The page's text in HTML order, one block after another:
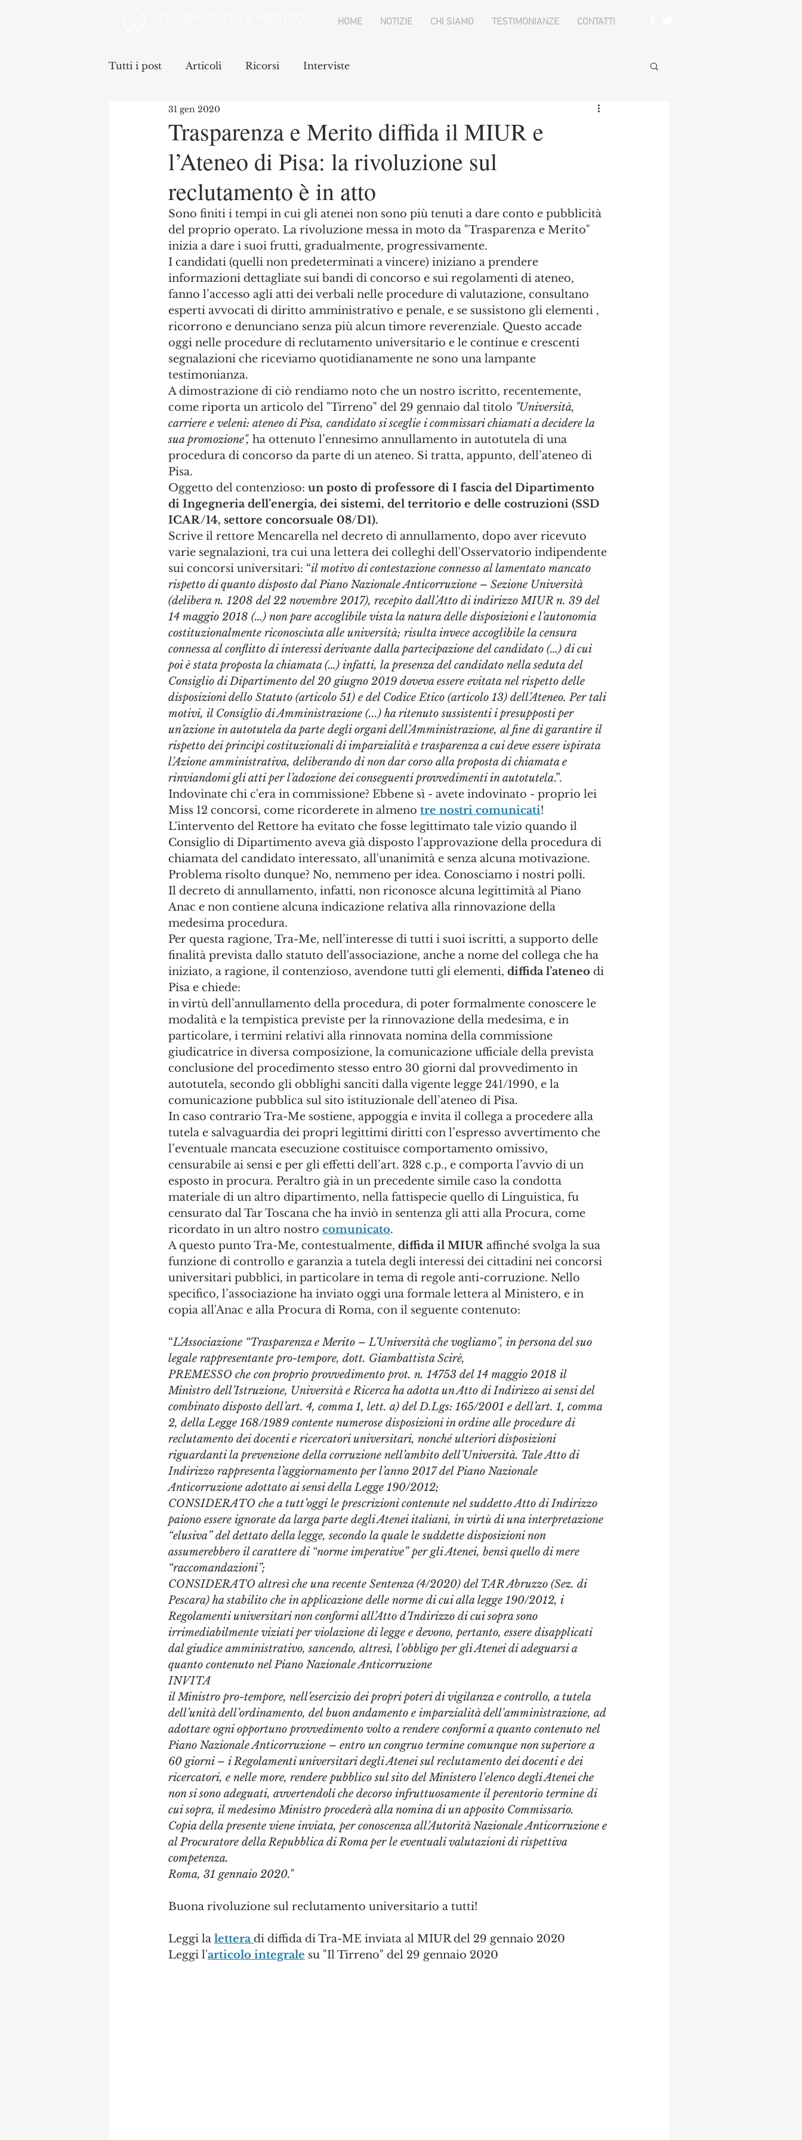
HOME NOTIZIE CHI SIAMO TESTIMONIANZE CONTATTI
Tutti i post Articoli Ricorsi Interviste
Trasparenza e Merito diffida il MIUR e
l’Ateneo di Pisa: la rivoluzione sul
reclutamento è in atto
31 gen 2020
Sono finiti i tempi in cui gli atenei non sono più tenuti a dare conto e pubblicità
del proprio operato. La rivoluzione messa in moto da "Trasparenza e Merito"
inizia a dare i suoi frutti, gradualmente, progressivamente.
I candidati (quelli non predeterminati a vincere) iniziano a prendere
informazioni dettagliate sui bandi di concorso e sui regolamenti di ateneo,
fanno l’accesso agli atti dei verbali nelle procedure di valutazione, consultano
esperti avvocati di diritto amministrativo e penale, e se sussistono gli elementi ,
ricorrono e denunciano senza più alcun timore reverenziale. Questo accade
oggi nelle procedure di reclutamento universitario e le continue e crescenti
segnalazioni che riceviamo quotidianamente ne sono una lampante
testimonianza.
A dimostrazione di ciò rendiamo noto che un nostro iscritto, recentemente,
come riporta un articolo del "Tirreno" del 29 gennaio dal titolo "Università,
carriere e veleni: ateneo di Pisa, candidato si sceglie i commissari chiamati a decidere la
sua promozione", ha ottenuto l’ennesimo annullamento in autotutela di una
procedura di concorso da parte di un ateneo. Si tratta, appunto, dell’ateneo di
Pisa.
Oggetto del contenzioso: un posto di professore di I fascia del Dipartimento
di Ingegneria dell’energia, dei sistemi, del territorio e delle costruzioni (SSD
ICAR/14, settore concorsuale 08/D1).
Scrive il rettore Mencarella nel decreto di annullamento, dopo aver ricevuto
varie segnalazioni, tra cui una lettera dei colleghi dell'Osservatorio indipendente
sui concorsi universitari: “il motivo di contestazione connesso al lamentato mancato
rispetto di quanto disposto dal Piano Nazionale Anticorruzione – Sezione Università
(delibera n. 1208 del 22 novembre 2017), recepito dall’Atto di indirizzo MIUR n. 39 del
14 maggio 2018 (…) non pare accoglibile vista la natura delle disposizioni e l’autonomia
costituzionalmente riconosciuta alle università; risulta invece accoglibile la censura
connessa al conflitto di interessi derivante dalla partecipazione del candidato (…) di cui
poi è stata proposta la chiamata (…) infatti, la presenza del candidato nella seduta del
Consiglio di Dipartimento del 20 giugno 2019 doveva essere evitata nel rispetto delle
disposizioni dello Statuto (articolo 51) e del Codice Etico (articolo 13) dell’Ateneo. Per tali
motivi, il Consiglio di Amministrazione (...) ha ritenuto sussistenti i presupposti per
un’azione in autotutela da parte degli organi dell’Amministrazione, al fine di garantire il
rispetto dei principi costituzionali di imparzialità e trasparenza a cui deve essere ispirata
l’Azione amministrativa, deliberando di non dar corso alla proposta di chiamata e
rinviandomi gli atti per l’adozione dei conseguenti provvedimenti in autotutela.”.
Indovinate chi c'era in commissione? Ebbene sì - avete indovinato - proprio lei
Miss 12 concorsi, come ricorderete in almeno tre nostri comunicati!
L'intervento del Rettore ha evitato che fosse legittimato tale vizio quando il
Consiglio di Dipartimento aveva già disposto l'approvazione della procedura di
chiamata del candidato interessato, all'unanimità e senza alcuna motivazione.
Problema risolto dunque? No, nemmeno per idea. Conosciamo i nostri polli.
Il decreto di annullamento, infatti, non riconosce alcuna legittimità al Piano
Anac e non contiene alcuna indicazione relativa alla rinnovazione della
medesima procedura.
Per questa ragione, Tra-Me, nell’interesse di tutti i suoi iscritti, a supporto delle
finalità prevista dallo statuto dell'associazione, anche a nome del collega che ha
iniziato, a ragione, il contenzioso, avendone tutti gli elementi, diffida l’ateneo di
Pisa e chiede:
in virtù dell’annullamento della procedura, di poter formalmente conoscere le
modalità e la tempistica previste per la rinnovazione della medesima, e in
particolare, i termini relativi alla rinnovata nomina della commissione
giudicatrice in diversa composizione, la comunicazione ufficiale della prevista
conclusione del procedimento stesso entro 30 giorni dal provvedimento in
autotutela, secondo gli obblighi sanciti dalla vigente legge 241/1990, e la
comunicazione pubblica sul sito istituzionale dell’ateneo di Pisa.
In caso contrario Tra-Me sostiene, appoggia e invita il collega a procedere alla
tutela e salvaguardia dei propri legittimi diritti con l’espresso avvertimento che
l’eventuale mancata esecuzione costituisce comportamento omissivo,
censurabile ai sensi e per gli effetti dell’art. 328 c.p., e comporta l’avvio di un
esposto in procura. Peraltro già in un precedente simile caso la condotta
materiale di un altro dipartimento, nella fattispecie quello di Linguistica, fu
censurato dal Tar Toscana che ha inviò in sentenza gli atti alla Procura, come
ricordato in un altro nostro comunicato.
A questo punto Tra-Me, contestualmente, diffida il MIUR affinché svolga la sua
funzione di controllo e garanzia a tutela degli interessi dei cittadini nei concorsi
universitari pubblici, in particolare in tema di regole anti-corruzione. Nello
specifico, l’associazione ha inviato oggi una formale lettera al Ministero, e in
copia all'Anac e alla Procura di Roma, con il seguente contenuto:
“L’Associazione “Trasparenza e Merito – L’Università che vogliamo”, in persona del suo
legale rappresentante pro-tempore, dott. Giambattista Scirè,
PREMESSO che con proprio provvedimento prot. n. 14753 del 14 maggio 2018 il
Ministro dell’Istruzione, Università e Ricerca ha adotta un Atto di Indirizzo ai sensi del
combinato disposto dell’art. 4, comma 1, lett. a) del D.Lgs: 165/2001 e dell’art. 1, comma
2, della Legge 168/1989 contente numerose disposizioni in ordine alle procedure di
reclutamento dei docenti e ricercatori universitari, nonché ulteriori disposizioni
riguardanti la prevenzione della corruzione nell’ambito dell’Università. Tale Atto di
Indirizzo rappresenta l’aggiornamento per l’anno 2017 del Piano Nazionale
Anticorruzione adottato ai sensi della Legge 190/2012;
CONSIDERATO che a tutt’oggi le prescrizioni contenute nel suddetto Atto di Indirizzo
paiono essere ignorate da larga parte degli Atenei italiani, in virtù di una interpretazione
“elusiva” del dettato della legge, secondo la quale le suddette disposizioni non
assumerebbero il carattere di “norme imperative” per gli Atenei, bensì quello di mere
“raccomandazioni”;
CONSIDERATO altresì che una recente Sentenza (4/2020) del TAR Abruzzo (Sez. di
Pescara) ha stabilito che in applicazione delle norme di cui alla legge 190/2012, i
Regolamenti universitari non conformi all’Atto d’Indirizzo di cui sopra sono
irrimediabilmente viziati per violazione di legge e devono, pertanto, essere disapplicati
dal giudice amministrativo, sancendo, altresì, l’obbligo per gli Atenei di adeguarsi a
quanto contenuto nel Piano Nazionale Anticorruzione
INVITA
il Ministro pro-tempore, nell’esercizio dei propri poteri di vigilanza e controllo, a tutela
dell’unità dell’ordinamento, del buon andamento e imparzialità dell'amministrazione, ad
adottare ogni opportuno provvedimento volto a rendere conformi a quanto contenuto nel
Piano Nazionale Anticorruzione – entro un congruo termine comunque non superiore a
60 giorni – i Regolamenti universitari degli Atenei sul reclutamento dei docenti e dei
ricercatori, e nelle more, rendere pubblico sul sito del Ministero l'elenco degli Atenei che
non si sono adeguati, avvertendoli che decorso infruttuosamente il perentorio termine di
cui sopra, il medesimo Ministro procederà alla nomina di un apposito Commissario.
Copia della presente viene inviata, per conoscenza all’Autorità Nazionale Anticorruzione e
al Procuratore della Repubblica di Roma per le eventuali valutazioni di rispettiva
competenza.
Roma, 31 gennaio 2020."
Buona rivoluzione sul reclutamento universitario a tutti!
Leggi la lettera di diffida di Tra-ME inviata al MIUR del 29 gennaio 2020
Leggi l'articolo integrale su "Il Tirreno" del 29 gennaio 2020